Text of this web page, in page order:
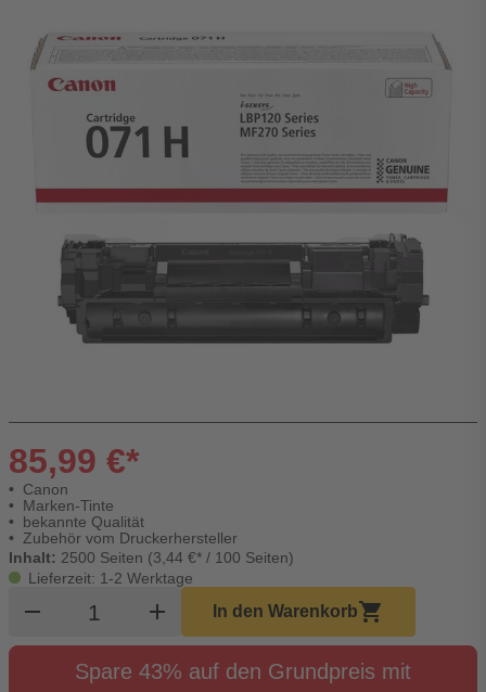
85,99 €*
Canon
Marken-Tinte
bekannte Qualität
Zubehör vom Druckerhersteller
Inhalt: 2500 Seiten (3,44 €* / 100 Seiten)
Lieferzeit: 1-2 Werktage
remove Produkt Warenkorb Menge
add In den Warenkorbshopping_cart
Spare 43% auf den Grundpreis mit